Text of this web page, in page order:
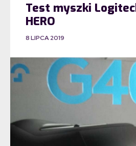
Test myszki
HERO
8 LIPCA 2019